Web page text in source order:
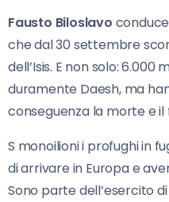
Fausto Biloslavo
che dal 30 settembre
dell’Isis. E non solo: 6.000
duramente Daesh, ma
conseguenza la morte e
S monoilioni i profughi in
di arrivare in Europa e
Sono parte dell’esercito